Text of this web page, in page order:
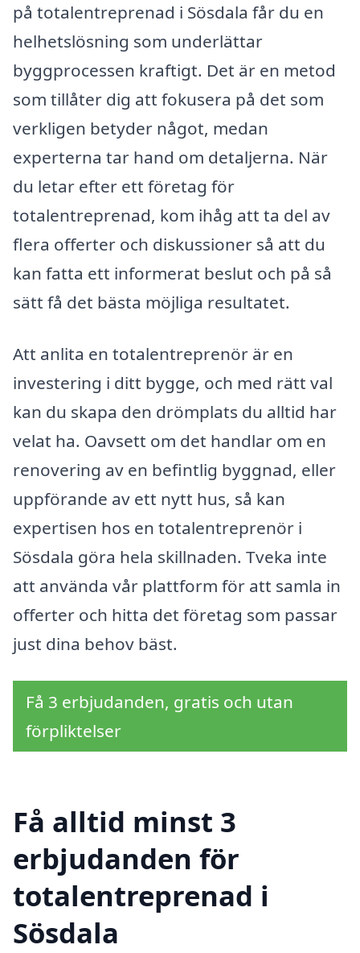
på totalentreprenad i Sösdala får du en
helhetslösning som underlättar
byggprocessen kraftigt. Det är en metod
som tillåter dig att fokusera på det som
verkligen betyder något, medan
experterna tar hand om detaljerna. När
du letar efter ett företag för
totalentreprenad, kom ihåg att ta del av
flera offerter och diskussioner så att du
kan fatta ett informerat beslut och på så
sätt få det bästa möjliga resultatet.
Att anlita en totalentreprenör är en
investering i ditt bygge, och med rätt val
kan du skapa den drömplats du alltid har
velat ha. Oavsett om det handlar om en
renovering av en befintlig byggnad, eller
uppförande av ett nytt hus, så kan
expertisen hos en totalentreprenör i
Sösdala göra hela skillnaden. Tveka inte
att använda vår plattform för att samla in
offerter och hitta det företag som passar
just dina behov bäst.
Få 3 erbjudanden, gratis och utan
förpliktelser
Få alltid minst 3
erbjudanden för
totalentreprenad i
Sösdala